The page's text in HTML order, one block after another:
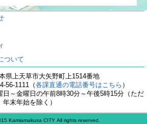
ついて
県上天草市大矢野町上1514番地
56-1111（各課直通の電話番号はこちら ）
～金曜日の午前8時30分～午後5時15分（ただ
末年始を除く）
Kamiamakusa CITY All rights reserved.